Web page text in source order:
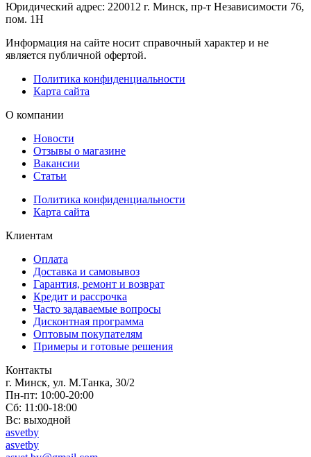
Юридический адрес: 220012 г. Минск, пр-т Независимости 76,
пом. 1Н
Информация на сайте носит справочный характер и не
является публичной офертой.
Политика конфиденциальности
Карта сайта
О компании
Новости
Отзывы о магазине
Вакансии
Статьи
Политика конфиденциальности
Карта сайта
Клиентам
Оплата
Доставка и самовывоз
Гарантия, ремонт и возврат
Кредит и рассрочка
Часто задаваемые вопросы
Дисконтная программа
Оптовым покупателям
Примеры и готовые решения
Контакты
г. Минск, ул. М.Танка, 30/2
Пн-пт: 10:00-20:00
Сб: 11:00-18:00
Вс: выходной
asvetby
asvetby